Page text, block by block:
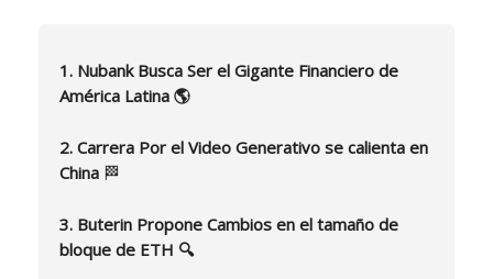
1. Nubank Busca Ser el Gigante Financiero de
América Latina 🌎
2. Carrera Por el Video Generativo se calienta en
China 🏁
3. Buterin Propone Cambios en el tamaño de
bloque de ETH 🔍